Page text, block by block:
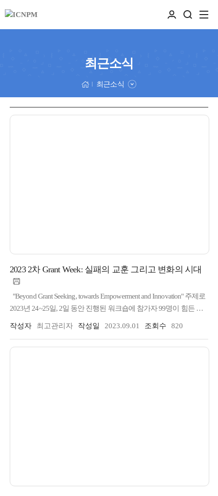
최근소식
최근소식
2023 2차 Grant Week: 실패의 교훈 그리고 변화의 시대
"Beyond Grant Seeking, towards Empowerment and Innovation" 주제로
2023년 24~25일, 2일 동안 진행된 워크숍에 참가자 99명이 힘든 일
정을 소화하였다.
작성자 최고관리자 작성일 2023.09.01 조회수 820